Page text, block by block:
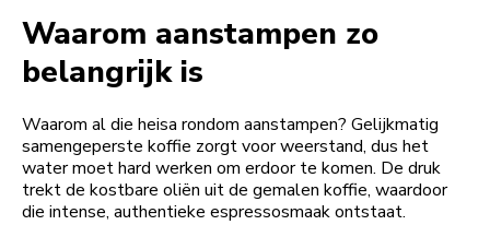
Waarom aanstampen zo
belangrijk is
Waarom al die heisa rondom aanstampen? Gelijkmatig
samengeperste koffie zorgt voor weerstand, dus het
water moet hard werken om erdoor te komen. De druk
trekt de kostbare oliën uit de gemalen koffie, waardoor
die intense, authentieke espressosmaak ontstaat.